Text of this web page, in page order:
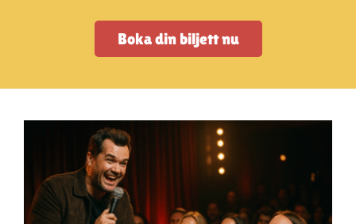
Vanliga frågor
Mitt konto
Boka din biljett nu